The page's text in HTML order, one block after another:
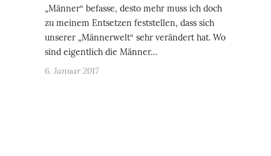
„Männer“ befasse, desto mehr muss ich doch
zu meinem Entsetzen feststellen, dass sich
unserer „Männerwelt“ sehr verändert hat. Wo
sind eigentlich die Männer…
6. Januar 2017